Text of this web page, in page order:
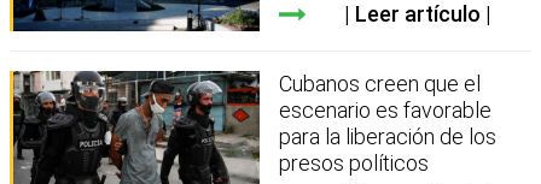
Leer artículo
Cubanos creen que el
escenario es favorable
para la liberación de los
presos políticos